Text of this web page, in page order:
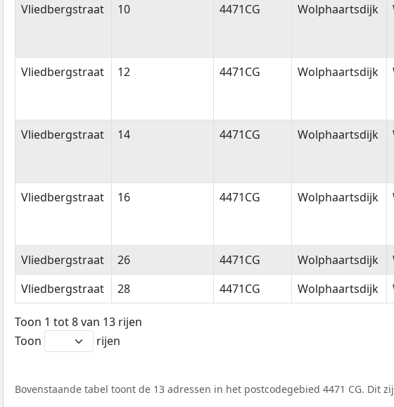
Vliedbergstraat 10 4471CG Wolphaartsdijk
Vliedbergstraat 12 4471CG Wolphaartsdijk
Vliedbergstraat 14 4471CG Wolphaartsdijk
Vliedbergstraat 16 4471CG Wolphaartsdijk
Vliedbergstraat 26 4471CG Wolphaartsdijk
Vliedbergstraat
28 4471CG Wolphaartsdijk
Toon 1 tot 8 van 13 rijen
Toon
rijen
Bovenstaande tabel toont de 13 adressen in het postcodegebied 4471 CG. Dit